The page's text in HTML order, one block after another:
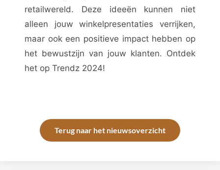
retailwereld. Deze ideeën kunnen niet
alleen jouw winkelpresentaties verrijken,
maar ook een positieve impact hebben op
het bewustzijn van jouw klanten. Ontdek
het op Trendz 2024!
Terug naar het nieuwsoverzicht